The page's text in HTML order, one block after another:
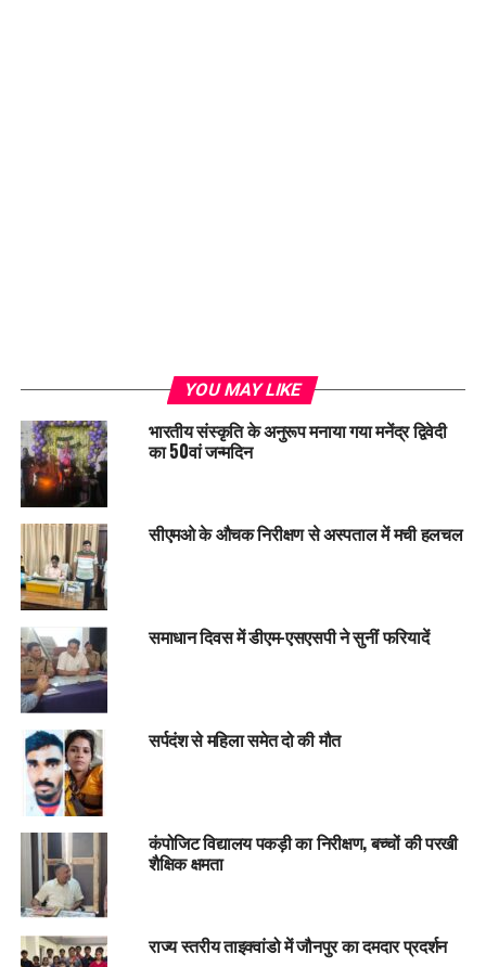
YOU MAY LIKE
भारतीय संस्कृति के अनुरूप मनाया गया मनेंद्र द्विवेदी
का 50वां जन्मदिन
सीएमओ के औचक निरीक्षण से अस्पताल में मची हलचल
समाधान दिवस में डीएम-एसएसपी ने सुनीं फरियादें
सर्पदंश से महिला समेत दो की मौत
कंपोजिट विद्यालय पकड़ी का निरीक्षण, बच्चों की परखी
शैक्षिक क्षमता
राज्य स्तरीय ताइक्वांडो में जौनपुर का दमदार प्रदर्शन